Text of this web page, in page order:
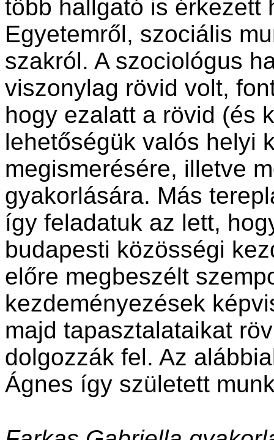
több hallgató is érkezett
Egyetemről, szociális
szakról. A szociológus
viszonylag rövid volt,
hogy ezalatt a rövid (és
lehetőségük valós helyi
megismerésére, illetve
gyakorlására. Más
így feladatuk az lett,
budapesti közösségi
előre megbeszélt
kezdeményezések
majd tapasztalataikat
dolgozzák fel. Az
Ágnes így született